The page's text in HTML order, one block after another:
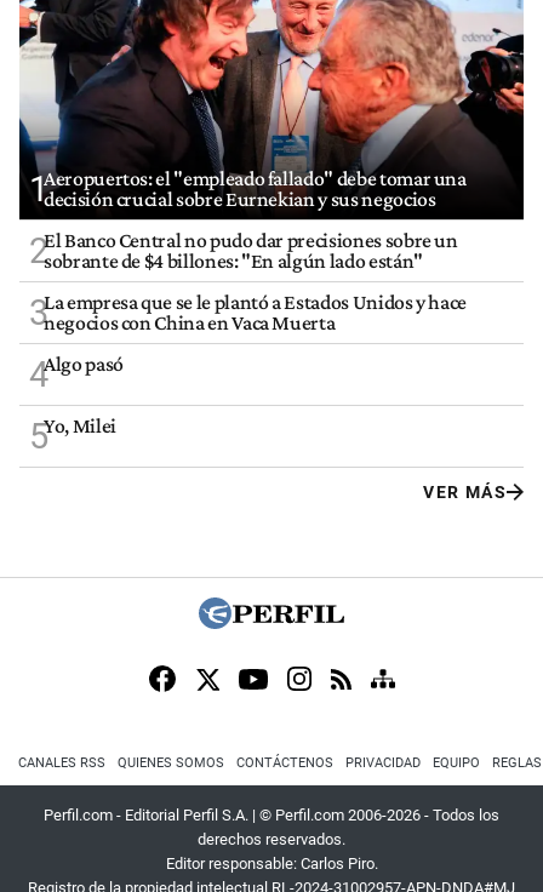
1Aeropuertos: el "empleado fallado" debe tomar una
decisión crucial sobre Eurnekian y sus negocios
2El Banco Central no pudo dar precisiones sobre un
sobrante de $4 billones: "En algún lado están"
3La empresa que se le plantó a Estados Unidos y hace
negocios con China en Vaca Muerta
4Algo pasó
5Yo, Milei
VER MÁS
CANALES RSS QUIENES SOMOS CONTÁCTENOS PRIVACIDAD EQUIPO
Perfil.com - Editorial Perfil S.A. | © Perfil.com 2006-2026 - Todos los
derechos reservados.
Editor responsable: Carlos Piro.
Registro de la propiedad intelectual RL-2024-31002957-APN-DNDA#MJ